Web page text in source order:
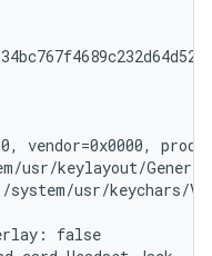
vendor=0x0000,
usr/keylayout/
system/usr/keychars/
false